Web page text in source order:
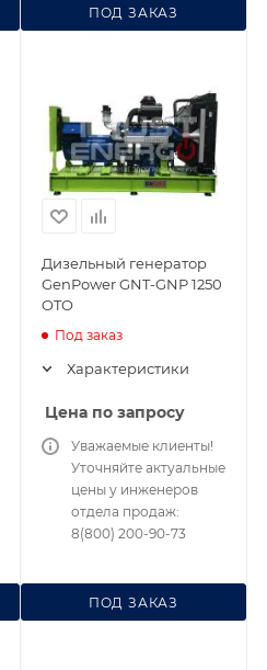
ПОД ЗАКАЗ
Дизельный генератор
GenPower GNT-GNP 1250
OTO
Под заказ
Характеристики
Цена по запросу
ПОД ЗАКАЗ
Уважаемые клиенты!
Уточняйте актуальные
цены у инженеров
отдела продаж:
8(800) 200-90-73